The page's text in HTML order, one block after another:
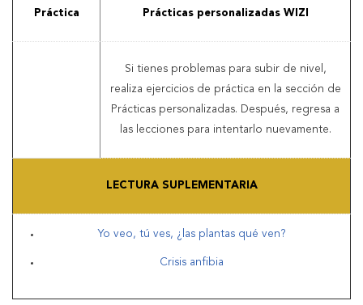
Práctica Prácticas personalizadas WIZI
Si tienes problemas para subir de nivel,
realiza ejercicios de práctica en la sección de
Prácticas personalizadas. Después, regresa a
las lecciones para intentarlo nuevamente.
LECTURA SUPLEMENTARIA
Yo veo, tú ves, ¿las plantas qué ven?
Crisis anfibia